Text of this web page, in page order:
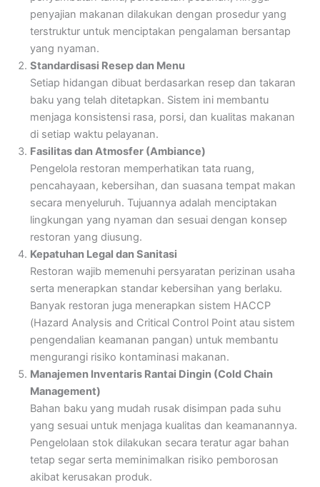
penyajian makanan dilakukan dengan prosedur yang
terstruktur untuk menciptakan pengalaman bersantap
yang nyaman.
Standardisasi Resep dan Menu
Setiap hidangan dibuat berdasarkan resep dan takaran
baku yang telah ditetapkan. Sistem ini membantu
menjaga konsistensi rasa, porsi, dan kualitas makanan
di setiap waktu pelayanan.
Fasilitas dan Atmosfer (Ambiance)
Pengelola restoran memperhatikan tata ruang,
pencahayaan, kebersihan, dan suasana tempat makan
secara menyeluruh. Tujuannya adalah menciptakan
lingkungan yang nyaman dan sesuai dengan konsep
restoran yang diusung.
Kepatuhan Legal dan Sanitasi
Restoran wajib memenuhi persyaratan perizinan usaha
serta menerapkan standar kebersihan yang berlaku.
Banyak restoran juga menerapkan sistem HACCP
(Hazard Analysis and Critical Control Point atau sistem
pengendalian keamanan pangan) untuk membantu
mengurangi risiko kontaminasi makanan.
Manajemen Inventaris Rantai Dingin (Cold Chain
Management)
Bahan baku yang mudah rusak disimpan pada suhu
yang sesuai untuk menjaga kualitas dan keamanannya.
Pengelolaan stok dilakukan secara teratur agar bahan
tetap segar serta meminimalkan risiko pemborosan
akibat kerusakan produk.